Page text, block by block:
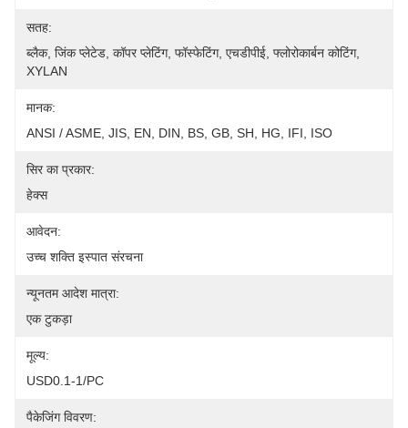
सतह:
ब्लैक, जिंक प्लेटेड, कॉपर प्लेटिंग, फॉस्फेटिंग, एचडीपीई, फ्लोरोकार्बन कोटिंग,
XYLAN
मानक:
ANSI / ASME, JIS, EN, DIN, BS, GB, SH, HG, IFI, ISO
सिर का प्रकार:
हेक्स
आवेदन:
उच्च शक्ति इस्पात संरचना
न्यूनतम आदेश मात्रा:
एक टुकड़ा
मूल्य:
USD0.1-1/PC
पैकेजिंग विवरण: